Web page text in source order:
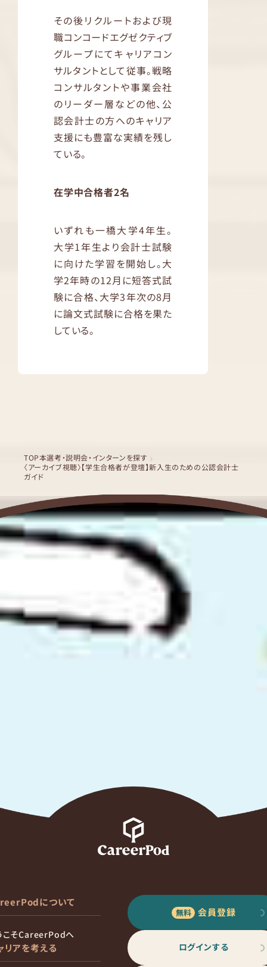
その後リクルートおよび現
職コンコードエグゼクティブ
グループにてキャリアコン
サルタントとして従事。戦略
コンサルタントや事業会社
のリーダー層などの他、公
認会計士の方へのキャリア
支援にも豊富な実績を残し
ている。
在学中合格者2名
いずれも一橋大学4年生。
大学1年生より会計士試験
に向けた学習を開始し。大
学2年時の12月に短答式試
験に合格、大学3年次の8月
に論文式試験に合格を果た
している。
TOP本選考・説明会・インターンを探す
〈アーカイブ視聴〉【学生合格者が登壇】新入生のための公認会計士
ガイド
について
こそCareerPodへ
リアを考える
会員登録
ログインする